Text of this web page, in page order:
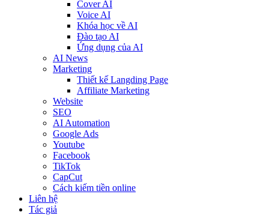
Cover AI
Voice AI
Khóa học về AI
Đào tạo AI
Ứng dụng của AI
AI News
Marketing
Thiết kế Langding Page
Affiliate Marketing
Website
SEO
AI Automation
Google Ads
Youtube
Facebook
TikTok
CapCut
Cách kiếm tiền online
Liên hệ
Tác giả